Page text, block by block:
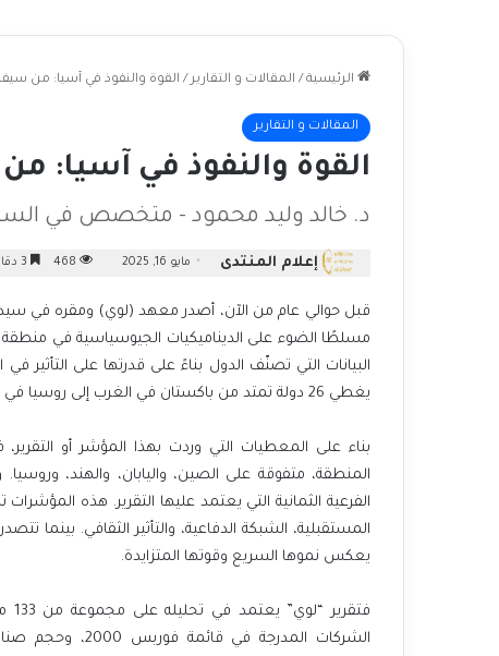
الرئيسية / المقالات و التقارير / القوة والنفوذ في آسيا: من
المقالات و التقارير
القوة والنفوذ في آسيا:
د. خالد وليد محمود - متخصص في
إعلام المنتدى مايو 16, 2025
قبل حوالي عام من الآن، أصدر معهد (لوي) ومقره في
مسلطًا الضوء على الديناميكيات الجيوسياسية في
البيانات التي تصنّف الدول بناءً على قدرتها على التأثير
يغطي 26 دولة تمتد من باكستان في الغرب إلى روسيا في الشمال، وصولًا إلى المحيط الهادئ.
بناء على المعطيات التي وردت بهذا المؤشر أو
المنطقة، متفوقة على الصين، واليابان، والهند،
الفرعية الثمانية التي يعتمد عليها التقرير. هذه
المستقبلية، الشبكة الدفاعية، والتأثير الثقافي. بينما
يعكس نموها السريع وقوتها المتزايدة.
الشركات